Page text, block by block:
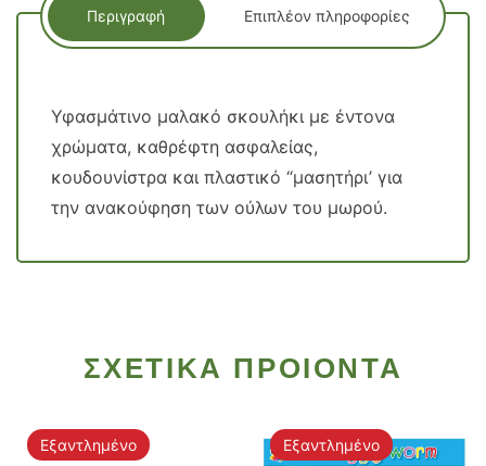
Περιγραφή Επιπλέον πληροφορίες
Υφασμάτινο μαλακό σκουλήκι με έντονα
χρώματα, καθρέφτη ασφαλείας,
κουδουνίστρα και πλαστικό “μασητήρι’ για
την ανακούφηση των ούλων του μωρού.
ΣΧΕΤΙΚΑ ΠΡΟΙΟΝΤΑ
Εξαντλημένο Εξαντλημένο